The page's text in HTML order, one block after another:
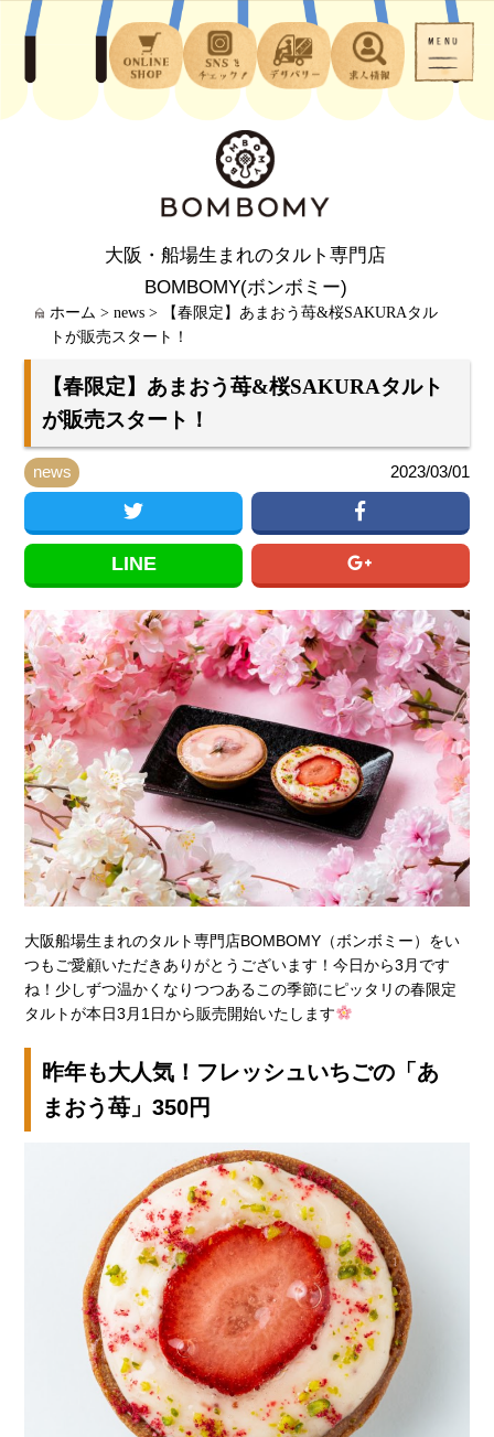
大阪・船場生まれのタルト専門店
BOMBOMY(ボンボミー)
ホーム > news>
【春限定】あまおう苺&桜SAKURAタル
トが販売スタート！
【春限定】あまおう苺&桜SAKURAタルト
が販売スタート！
news 2023/03/01
LINE
大阪船場生まれのタルト専門店BOMBOMY（ボンボミー）をい
つもご愛顧いただきありがとうございます！今日から3月です
ね！少しずつ温かくなりつつあるこの季節にピッタリの春限定
タルトが本日3月1日から販売開始いたします
昨年も大人気！フレッシュいちごの「あ
まおう苺」350円